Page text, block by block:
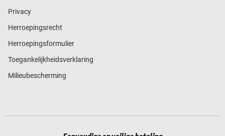
Privacy
Herroepingsrecht
Herroepingsformulier
Toegankelijkheidsverklaring
Milieubescherming